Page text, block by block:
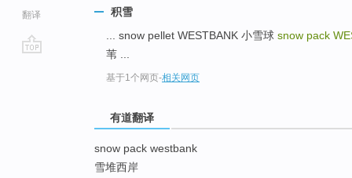
翻译
积雪
... snow pellet WESTBANK 小雪球 snow pack
苇 ...
基于1个网页-相关网页
有道翻译
snow pack westbank
雪堆西岸